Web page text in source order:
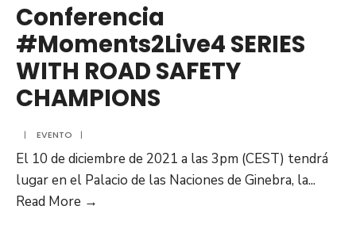
velocidad
en
América
Latina”
Conferencia
#Moments2Live4 SERIES
WITH ROAD SAFETY
CHAMPIONS
| EVENTO |
El 10 de diciembre de 2021 a las 3pm (CEST) tendrá
lugar en el Palacio de las Naciones de Ginebra, la...
Read More →